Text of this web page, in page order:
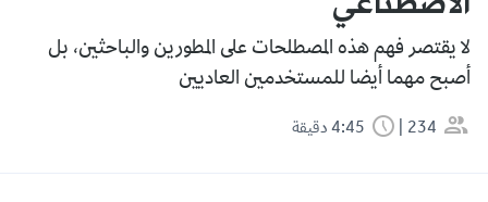
لا يقتصر فهم هذه المصطلحات على المطورين والباحثين، بل
أصبح مهما أيضا للمستخدمين العاديين
234